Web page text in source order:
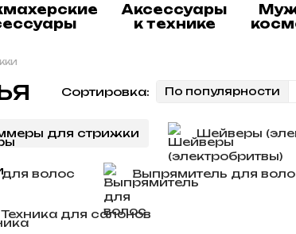
Аксессуары
к технике
Сортировка: По популярности
для стрижки Шейверы
волос Выпрямитель для
Техника для салонов